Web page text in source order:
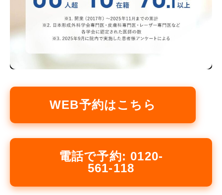
WEB予約はこちら
電話で予約: 0120-
561-118